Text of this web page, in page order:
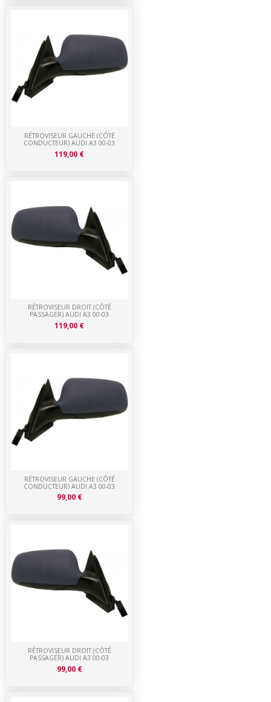
RÉTROVISEUR DROIT (CÔTÉ
PASSAGER) AUDI A3 00-03
99,00 €
RÉTROVISEUR GAUCHE (CÔTÉ
CONDUCTEUR) AUDI A3 00-03
99,00 €
RÉTROVISEUR DROIT (CÔTÉ
PASSAGER) AUDI A3 00-03
119,00 €
RÉTROVISEUR GAUCHE (CÔTÉ
CONDUCTEUR) AUDI A3 00-03
119,00 €